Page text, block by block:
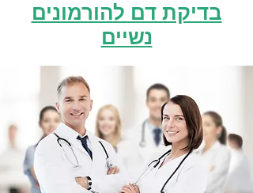
בדיקת דם להורמונים
נשיים